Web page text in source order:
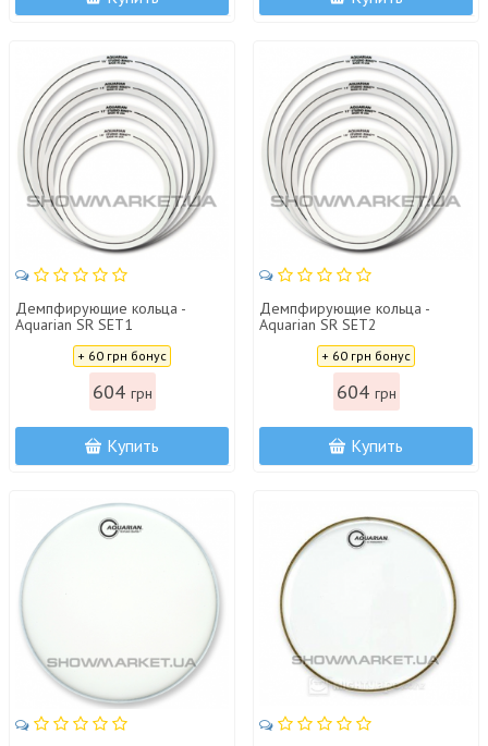
Демпфирующие кольца -
Aquarian SR SET1
+ 60 грн бонус
604 грн
Купить
Демпфирующие кольца -
Aquarian SR SET2
+ 60 грн бонус
604 грн
Купить